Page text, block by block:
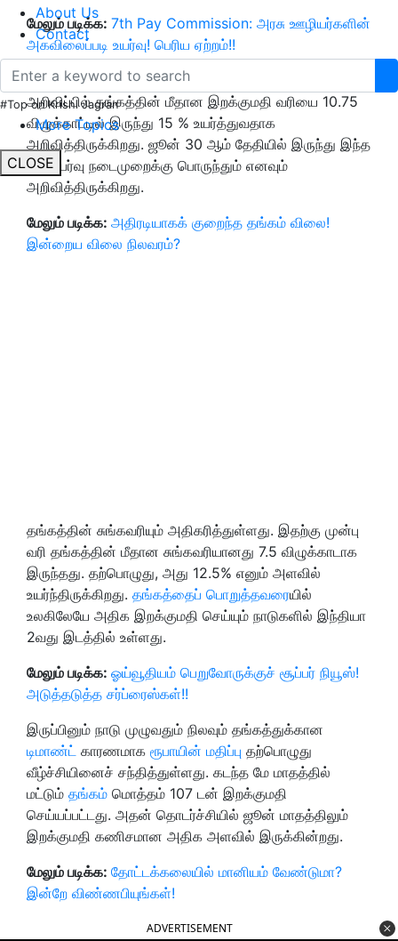
About Us
Contact
#Top on Krishi Jagran
More Topics
CLOSE
மேலும் படிக்க: 7th Pay Commission: அரசு ஊழியர்களின்
அகவிலைப்படி உயர்வு! பெரிய ஏற்றம்!!
அதன் அடிப்படையில் இன்று வெளியாகியுள்ள புதிய
அறிவிப்பில் தங்கத்தின் மீதான இறக்குமதி வரியை 10.75
விழுக்காட்டில் இருந்து 15 % உயர்த்துவதாக
அறிவித்திருக்கிறது. ஜூன் 30 ஆம் தேதியில் இருந்து இந்த
வரி உயர்வு நடைமுறைக்கு பொருந்தும் எனவும்
அறிவித்திருக்கிறது.
மேலும் படிக்க: அதிரடியாகக் குறைந்த தங்கம் விலை!
இன்றைய விலை நிலவரம்?
தங்கத்தின் சுங்கவரியும் அதிகரித்துள்ளது. இதற்கு முன்பு
வரி தங்கத்தின் மீதான சுங்கவரியானது 7.5 விழுக்காடாக
இருந்தது. தற்பொழுது, அது 12.5% எனும் அளவில்
உயர்ந்திருக்கிறது. தங்கத்தைப் பொறுத்தவரையில்
உலகிலேயே அதிக இறக்குமதி செய்யும் நாடுகளில் இந்தியா
2வது இடத்தில் உள்ளது.
மேலும் படிக்க: ஓய்வூதியம் பெறுவோருக்குச் சூப்பர் நியூஸ்!
அடுத்தடுத்த சர்ப்ரைஸ்கள்!!
இருப்பினும் நாடு முழுவதும் நிலவும் தங்கத்துக்கான
டிமாண்ட் காரணமாக ரூபாயின் மதிப்பு தற்பொழுது
வீழ்ச்சியினைச் சந்தித்துள்ளது. கடந்த மே மாதத்தில்
மட்டும் தங்கம் மொத்தம் 107 டன் இறக்குமதி
செய்யப்பட்டது. அதன் தொடர்ச்சியில் ஜூன் மாதத்திலும்
இறக்குமதி கணிசமான அதிக அளவில் இருக்கின்றது.
மேலும் படிக்க: தோட்டக்கலையில் மானியம் வேண்டுமா?
இன்றே விண்ணபியுங்கள்!
ADVERTISEMENT